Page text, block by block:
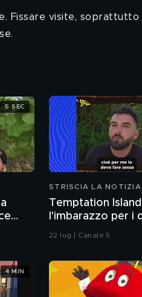
Fissare visite,
sua
5 SEC
STRISCIA LA NOTIZIA
Temptation
l'imbarazzo per i
del fidanzato
22 lug | Canale 5
4 MIN